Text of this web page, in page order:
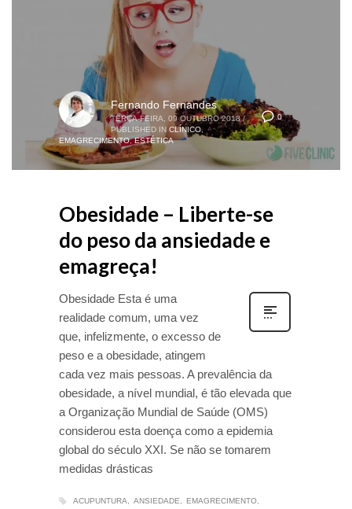
0
Fernando Fernandes
TERÇA-FEIRA, 09 OUTUBRO 2018 /
PUBLISHED IN CLÍNICO,
EMAGRECIMENTO,ESTÉTICA
Obesidade – Liberte-se
do peso da ansiedade e
emagreça!
Obesidade Esta é uma
realidade comum, uma vez
que, infelizmente, o excesso de
peso e a obesidade, atingem
cada vez mais pessoas. A prevalência da
obesidade, a nível mundial, é tão elevada que
a Organização Mundial de Saúde (OMS)
considerou esta doença como a epidemia
global do século XXI. Se não se tomarem
medidas drásticas
ACUPUNTURA ANSIEDADE
EMAGRECIMENTO